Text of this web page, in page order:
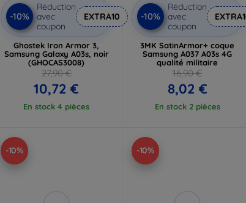
-10%
Réduction
avec
coupon
EXTRA10
Ghostek Iron Armor 3,
Samsung Galaxy A03s, noir
(GHOCAS3008)
27,90 €
10,72 €
En stock 4 pièces
-10%
Réduction
avec
coupon
3MK SatinArmor+ coque
Samsung A037 A03s 4G
qualité militaire
16,90 €
8,02 €
En stock 2 pièces
-10% -10%